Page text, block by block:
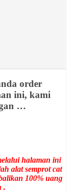
order
ini, kami
…
halaman ini
alat semprot cat
100% uang
.